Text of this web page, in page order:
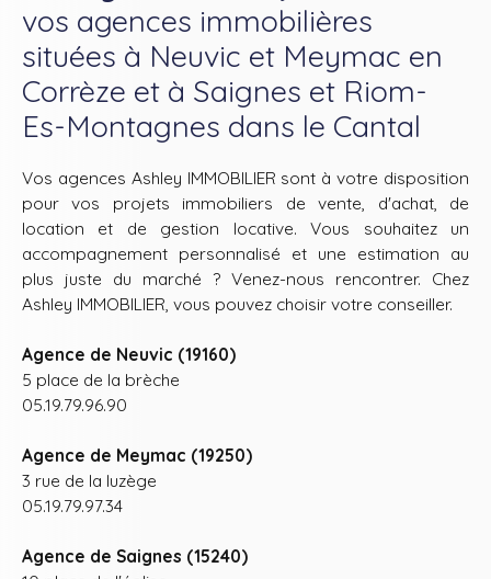
vos agences immobilières
situées à Neuvic et Meymac en
Corrèze et à Saignes et Riom-
Es-Montagnes dans le Cantal
Vos agences Ashley IMMOBILIER sont à votre disposition
pour vos projets immobiliers de vente, d'achat, de
location et de gestion locative. Vous souhaitez un
accompagnement personnalisé et une estimation au
plus juste du marché ? Venez-nous rencontrer. Chez
Ashley IMMOBILIER, vous pouvez choisir votre conseiller.
Agence de Neuvic (19160)
5 place de la brèche
05.19.79.96.90
Agence de Meymac (19250)
3 rue de la luzège
05.19.79.97.34
Agence de Saignes (15240)